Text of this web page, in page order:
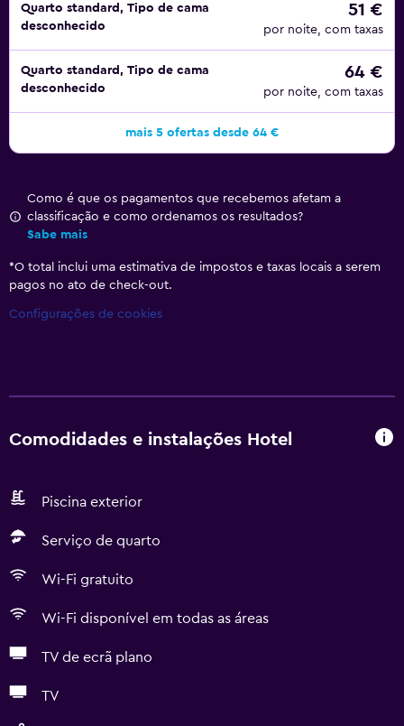
Quarto standard, Tipo de cama
desconhecido
51 €
por noite, com taxas
Quarto standard, Tipo de cama
desconhecido
64 €
por noite, com taxas
mais 5 ofertas desde 64 €
Como é que os pagamentos que recebemos afetam a
classificação e como ordenamos os resultados?
Sabe mais
*O total inclui uma estimativa de impostos e taxas locais a serem
pagos no ato de check-out.
Configurações de cookies
Comodidades e instalações Hotel
Piscina exterior
Serviço de quarto
Wi-Fi gratuito
Wi-Fi disponível em todas as áreas
TV de ecrã plano
TV